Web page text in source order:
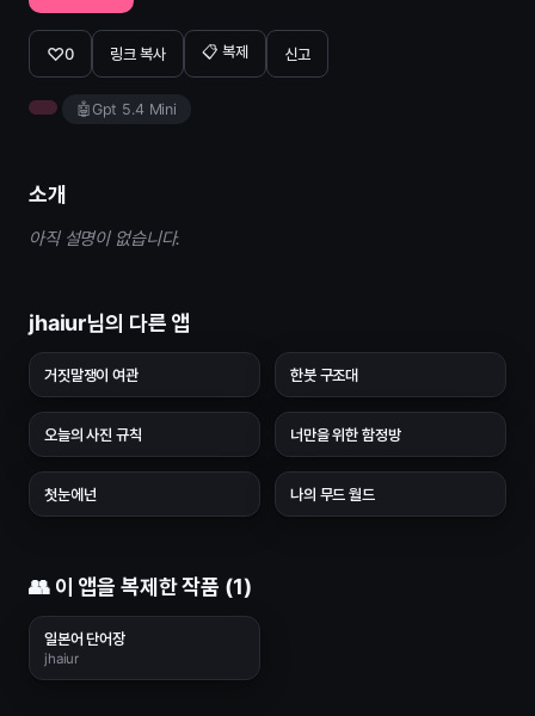
♡0 링크 복사 📋 복제 신고
🤖Gpt 5.4 Mini
소개
아직 설명이 없습니다.
jhaiur님의 다른 앱
거짓말쟁이 여관 한붓 구조대
오늘의 사진 규칙 너만을 위한 함정방
첫눈에넌 나의 무드 월드
👥 이 앱을 복제한 작품 (1)
일본어 단어장
jhaiur